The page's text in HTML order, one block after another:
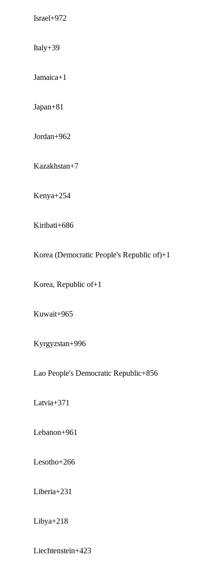
Israel+972
Italy+39
Jamaica+1
Japan+81
Jordan+962
Kazakhstan+7
Kenya+254
Kiribati+686
Korea (Democratic People's Republic of)+1
Korea, Republic of+1
Kuwait+965
Kyrgyzstan+996
Lao People's Democratic Republic+856
Latvia+371
Lebanon+961
Lesotho+266
Liberia+231
Libya+218
Liechtenstein+423